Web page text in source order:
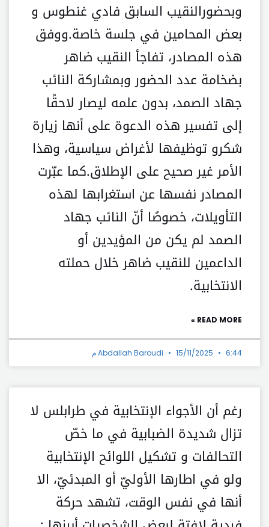
وبحضورالنقيب السابق فادي غنطوس و
بعض المحامين في جلسة خاصة.ووفق
هذه المصادر، تفاجأ النقيب ضاهر
بضخامة عدد الحضور وبمشاركة النائب
جهاد الصمد، بدون علمه ليصار لاحقًا
إلى تفسير هذه الدعوة على أنها زيارة
شكرو توظيفها لأغراض سياسية، وهذا
الأمر غير صحيح على الإطلاق.كما عبّرت
المصادر نفسها عن استغرابها لهذه
التأويلات، خصوصًا أنّ النائب جهاد
الصمد لم يكن من المؤيدين أو
الداعمين للنقيب ضاهر خلال حملته
الانتخابية.
READ MORE »
Abdallah Baroudi 15/11/2025 6:44 م
رغم أن الأجواء الإنتخابية في طرابلس لا
تزال شديدة الضبابية في ما خصّ
التحالفات و تشكيل اللوائح الإنتخابية
ولو في اطارها الأوليّ أو المبدئيّ، الا
أنها في نفس الوقت، تشهد حركة